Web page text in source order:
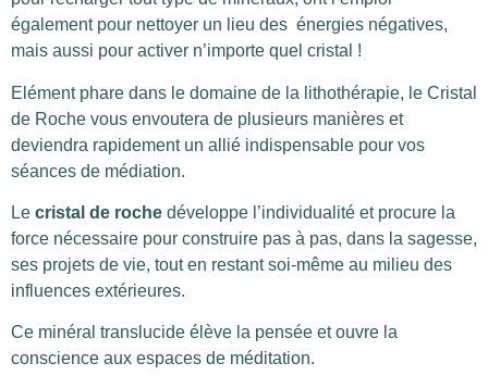
également pour nettoyer un lieu des énergies négatives,
mais aussi pour activer n’importe quel cristal !
Elément phare dans le domaine de la lithothérapie, le Cristal
de Roche vous envoutera de plusieurs manières et
deviendra rapidement un allié indispensable pour vos
séances de médiation.
Le cristal de roche développe l’individualité et procure la
force nécessaire pour construire pas à pas, dans la sagesse,
ses projets de vie, tout en restant soi-même au milieu des
influences extérieures.
Ce minéral translucide élève la pensée et ouvre la
conscience aux espaces de méditation.